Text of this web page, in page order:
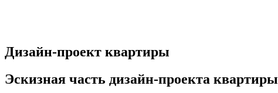
Дизайн-проект квартиры
Эскизная часть дизайн-проекта квартиры